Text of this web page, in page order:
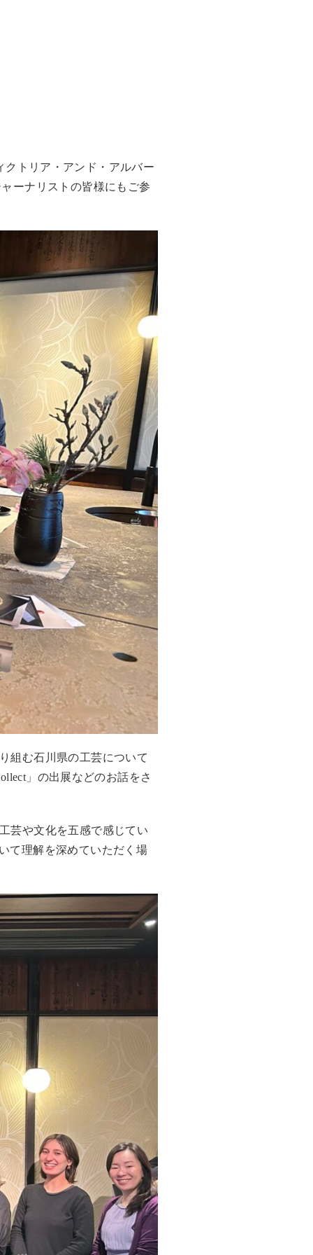
クトリア・アンド・アルバー
ーナリストの皆様にもご参
組む石川県の工芸について
」の出展などのお話をさ
芸や文化を五感で感じてい
て理解を深めていただく場